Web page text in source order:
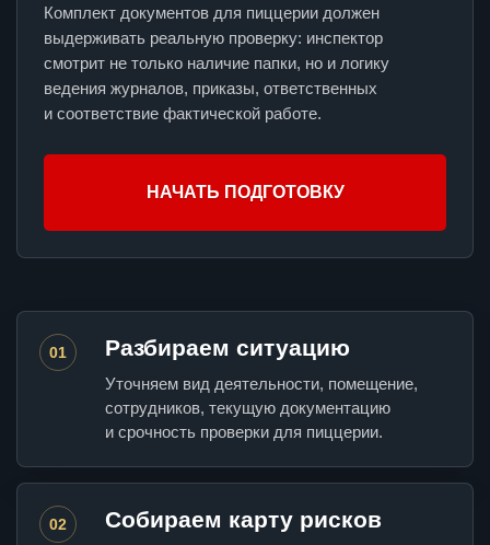
Комплект документов для пиццерии должен
выдерживать реальную проверку: инспектор
смотрит не только наличие папки, но и логику
ведения журналов, приказы, ответственных
и соответствие фактической работе.
НАЧАТЬ ПОДГОТОВКУ
01 Разбираем ситуацию
Уточняем вид деятельности, помещение,
сотрудников, текущую документацию
и срочность проверки для пиццерии.
02 Собираем карту рисков